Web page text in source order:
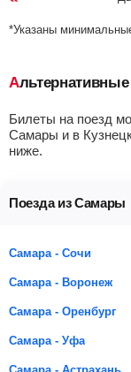
*Указаны
Билеты на поезд
Самары и в
ниже.
Поезда из Самары
Самара - Сочи
Самара - Воронеж
Самара - Оренбург
Самара - Уфа